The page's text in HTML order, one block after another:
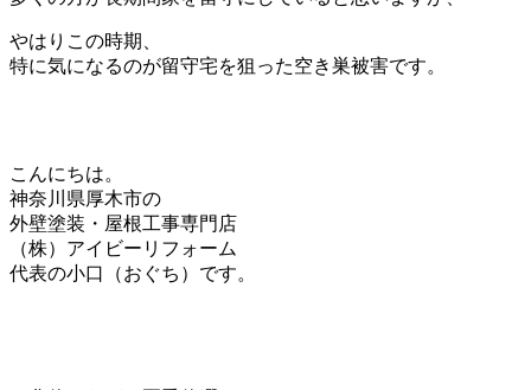
やはりこの時期、
特に気になるのが留守宅を狙った空き巣被害です。
こんにちは。
神奈川県厚木市の
外壁塗装・屋根工事専門店
（株）アイビーリフォーム
代表の小口（おぐち）です。